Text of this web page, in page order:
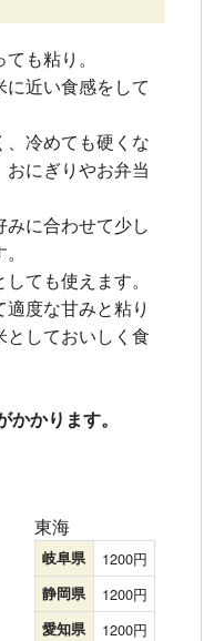
も粘り。
に近い食感をして
、冷めても硬くな
おにぎりやお弁当
に合わせて少し
ても使えます。
度な甘みと粘り
としておいしく食
かります。
東海
岐阜県 1200
静岡県 1200
愛知県 1200